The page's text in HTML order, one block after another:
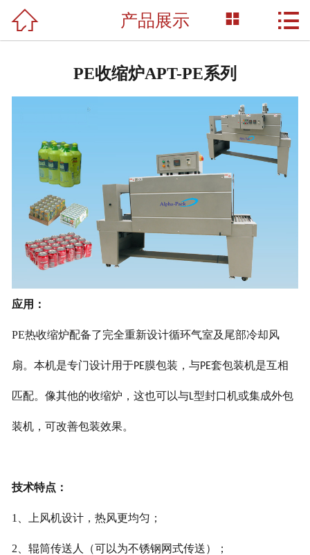
网站首页
新闻资讯
荣誉资质
成功案例
技术支持
联系我们
 产品展示  
PE收缩炉APT-PE系列
应用 ：
PE热收缩炉配备了完全重新设计循环气室及尾部冷却风
扇。本机是专门设计用于PE膜包装，与PE套包装机是互相
匹配。像其他的收缩炉，这也可以与L型封口机或集成外包
装机，可改善包装效果。
技术特点 ：
1 上风机设计，热风更均匀 ；
2 辊筒传送人（可以为不锈钢网式传送）；